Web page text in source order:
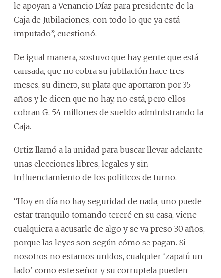
le apoyan a Venancio Díaz para presidente de la
Caja de Jubilaciones, con todo lo que ya está
imputado”, cuestionó.
De igual manera, sostuvo que hay gente que está
cansada, que no cobra su jubilación hace tres
meses, su dinero, su plata que aportaron por 35
años y le dicen que no hay, no está, pero ellos
cobran G. 54 millones de sueldo administrando la
Caja.
Ortiz llamó a la unidad para buscar llevar adelante
unas elecciones libres, legales y sin
influenciamiento de los políticos de turno.
“Hoy en día no hay seguridad de nada, uno puede
estar tranquilo tomando tereré en su casa, viene
cualquiera a acusarle de algo y se va preso 30 años,
porque las leyes son según cómo se pagan. Si
nosotros no estamos unidos, cualquier ‘zapatú un
lado’ como este señor y su corruptela pueden